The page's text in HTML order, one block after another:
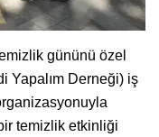
gününü özel
Yapalım Derneği) iş
temizlik etkinliği